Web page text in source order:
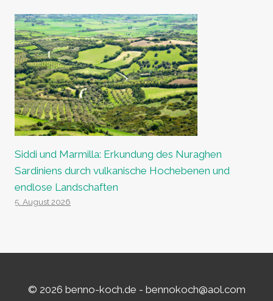
Siddi und Marmilla: Erkundung des Nuraghen
Sardiniens durch vulkanische Hochebenen und
endlose Landschaften
5. August 2026
© 2026 benno-koch.de - bennokoch@aol.com